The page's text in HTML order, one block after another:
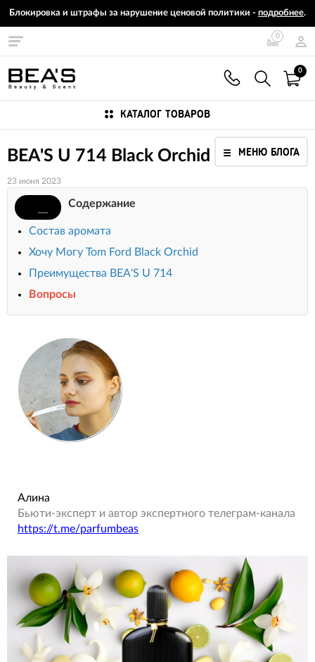
Блокировка и штрафы за нарушение ценовой политики - подробнее.
0
0
КАТАЛОГ ТОВАРОВ
МЕНЮ БЛОГА
BEA'S U 714 Black Orchid
23 июня 2023
Содержание
Состав аромата
Хочу Могу Tom Ford Black Orchid
Преимущества BEA'S U 714
Вопросы
Алина
Бьюти-эксперт и автор экспертного телеграм-канала
https://t.me/parfumbeas